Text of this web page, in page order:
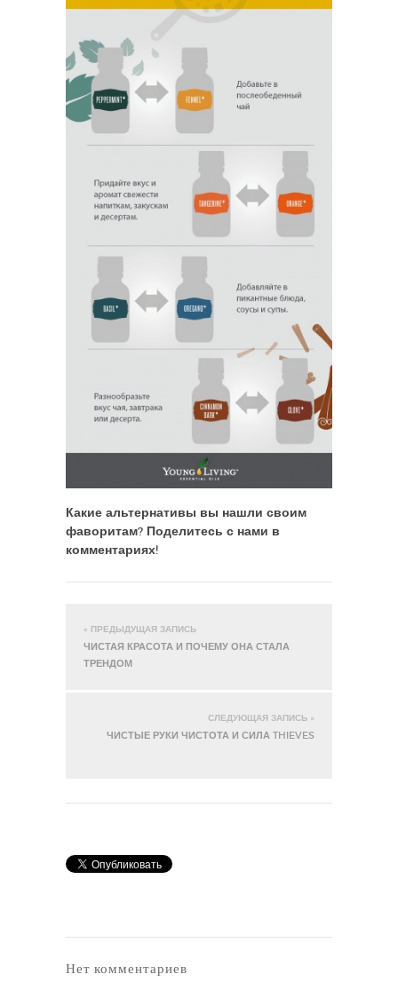
Какие альтернативы вы нашли своим
фаворитам? Поделитесь с нами в
комментариях!
« ПРЕДЫДУЩАЯ ЗАПИСЬ
ЧИСТАЯ КРАСОТА И ПОЧЕМУ ОНА СТАЛА
ТРЕНДОМ
СЛЕДУЮЩАЯ ЗАПИСЬ »
ЧИСТЫЕ РУКИ ЧИСТОТА И СИЛА THIEVES
Нет комментариев